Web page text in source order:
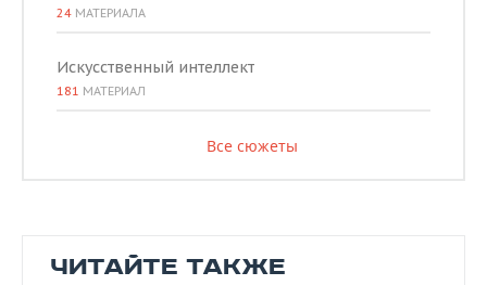
24 МАТЕРИАЛА
Искусственный интеллект
181 МАТЕРИАЛ
Все сюжеты
ЧИТАЙТЕ ТАКЖЕ